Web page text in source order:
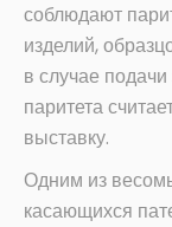
соблюдают
изделий,
в случае
паритета
выставку.
Одним из
касающихся